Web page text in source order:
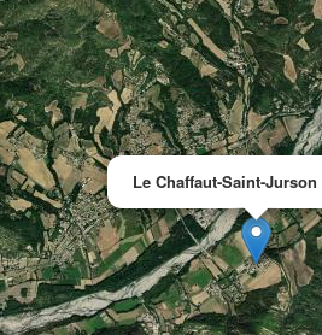
Le Chaffaut-Saint-Jurson